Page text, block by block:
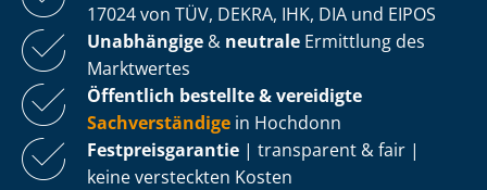
17024 von TÜV, DEKRA, IHK, DIA und EIPOS
Unabhängige & neutrale Ermittlung des
Marktwertes
Öffentlich bestellte & vereidigte
Sachverständige in Hochdonn
Fest­preis­ga­ran­tie | transparent & fair |
keine versteckten Kosten